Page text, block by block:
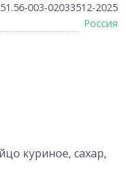
003-02033512-2025
Россия
куриное, сахар,